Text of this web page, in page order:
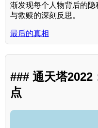
渐发现每个人物背后的
与救赎的深刻反思。
最后的真相
### 通天塔2022
点